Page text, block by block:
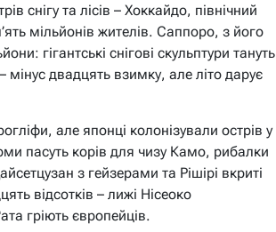
снігу та лісів – Хоккайдо, північний
мільйонів жителів. Саппоро, з його
гігантські снігові скульптури тануть
двадцять взимку, але літо дарує
але японці колонізували острів у
пасуть корів для чизу Камо, рибалки
з гейзерами та Рішірі вкриті
відсотків – лижі Нісеоко
гріють європейців.